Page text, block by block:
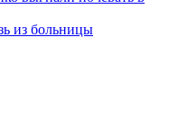
из больницы